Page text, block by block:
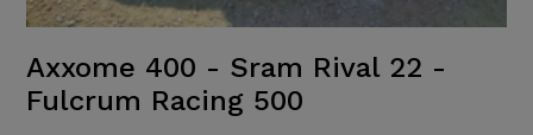
Axxome 400 - Sram Rival 22 -
Fulcrum Racing 500